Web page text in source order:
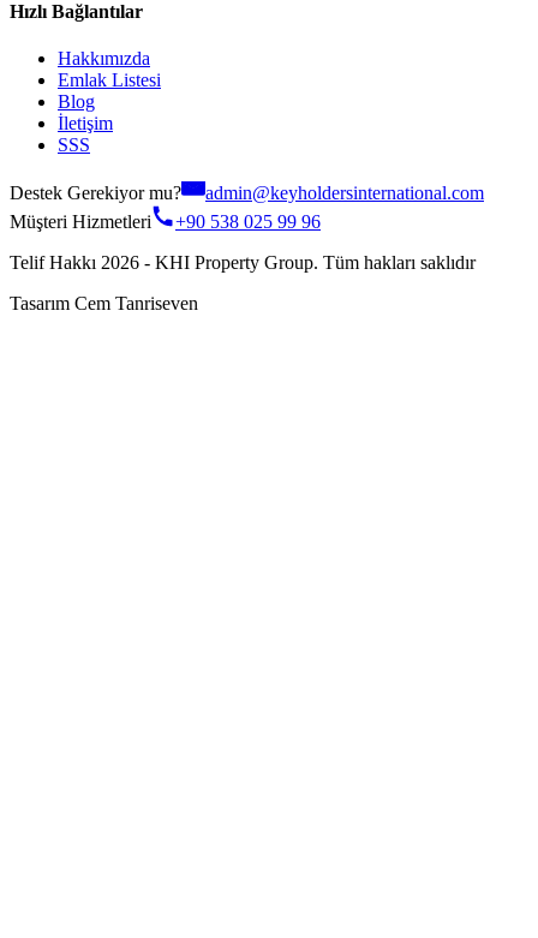
Hızlı Bağlantılar
Hakkımızda
Emlak Listesi
Blog
İletişim
SSS
Destek Gerekiyor mu?
admin@keyholdersinternational.com
Müşteri Hizmetleri
+90 538 025 99 96
Telif Hakkı 2026 - KHI Property Group. Tüm hakları saklıdır
Tasarım Cem Tanriseven